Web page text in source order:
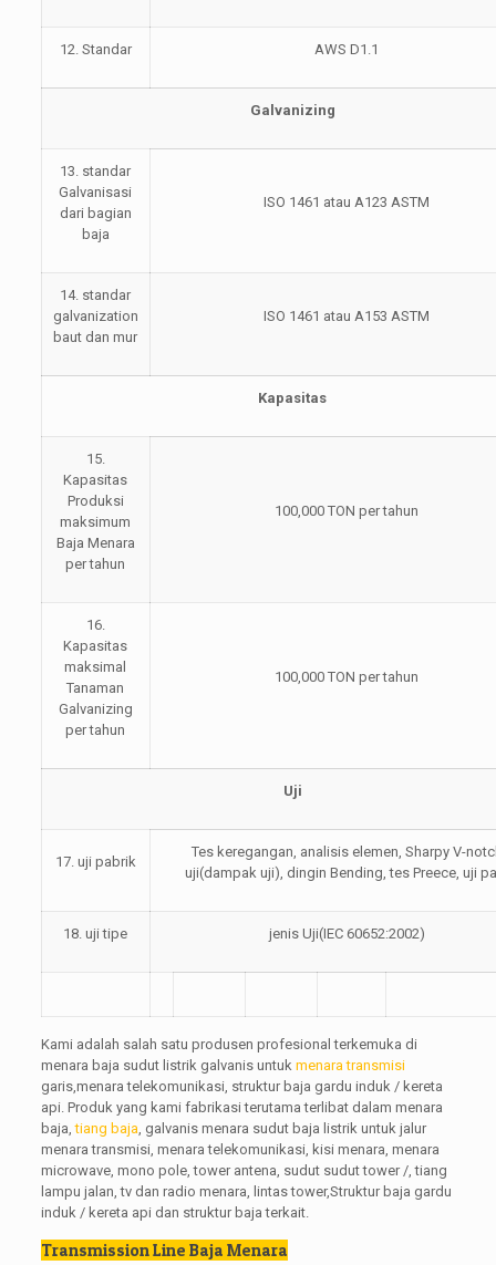
12. Standar AWS D1.1
Galvanizing
13. standar
Galvanisasi
dari bagian
baja
ISO 1461 atau A123 ASTM
14. standar
galvanization
baut dan mur
ISO 1461 atau A153 ASTM
Kapasitas
15.
Kapasitas
Produksi
maksimum
Baja Menara
per tahun
100,000 TON per tahun
16.
Kapasitas
maksimal
Tanaman
Galvanizing
per tahun
100,000 TON per tahun
Uji
17. uji pabrik
Tes keregangan, analisis elemen, Sharpy V-
uji(dampak uji), dingin Bending, tes Preece, uji
18. uji tipe jenis Uji(IEC 60652:2002)
Kami adalah salah satu produsen profesional terkemuka di
menara baja sudut listrik galvanis untuk menara transmisi
garis,menara telekomunikasi, struktur baja gardu induk / kereta
api. Produk yang kami fabrikasi terutama terlibat dalam menara
baja,tiang baja, galvanis menara sudut baja listrik untuk jalur
menara transmisi, menara telekomunikasi, kisi menara, menara
microwave, mono pole, tower antena, sudut sudut tower /, tiang
lampu jalan, tv dan radio menara, lintas tower,Struktur baja gardu
induk / kereta api dan struktur baja terkait.
Transmission Line Baja Menara